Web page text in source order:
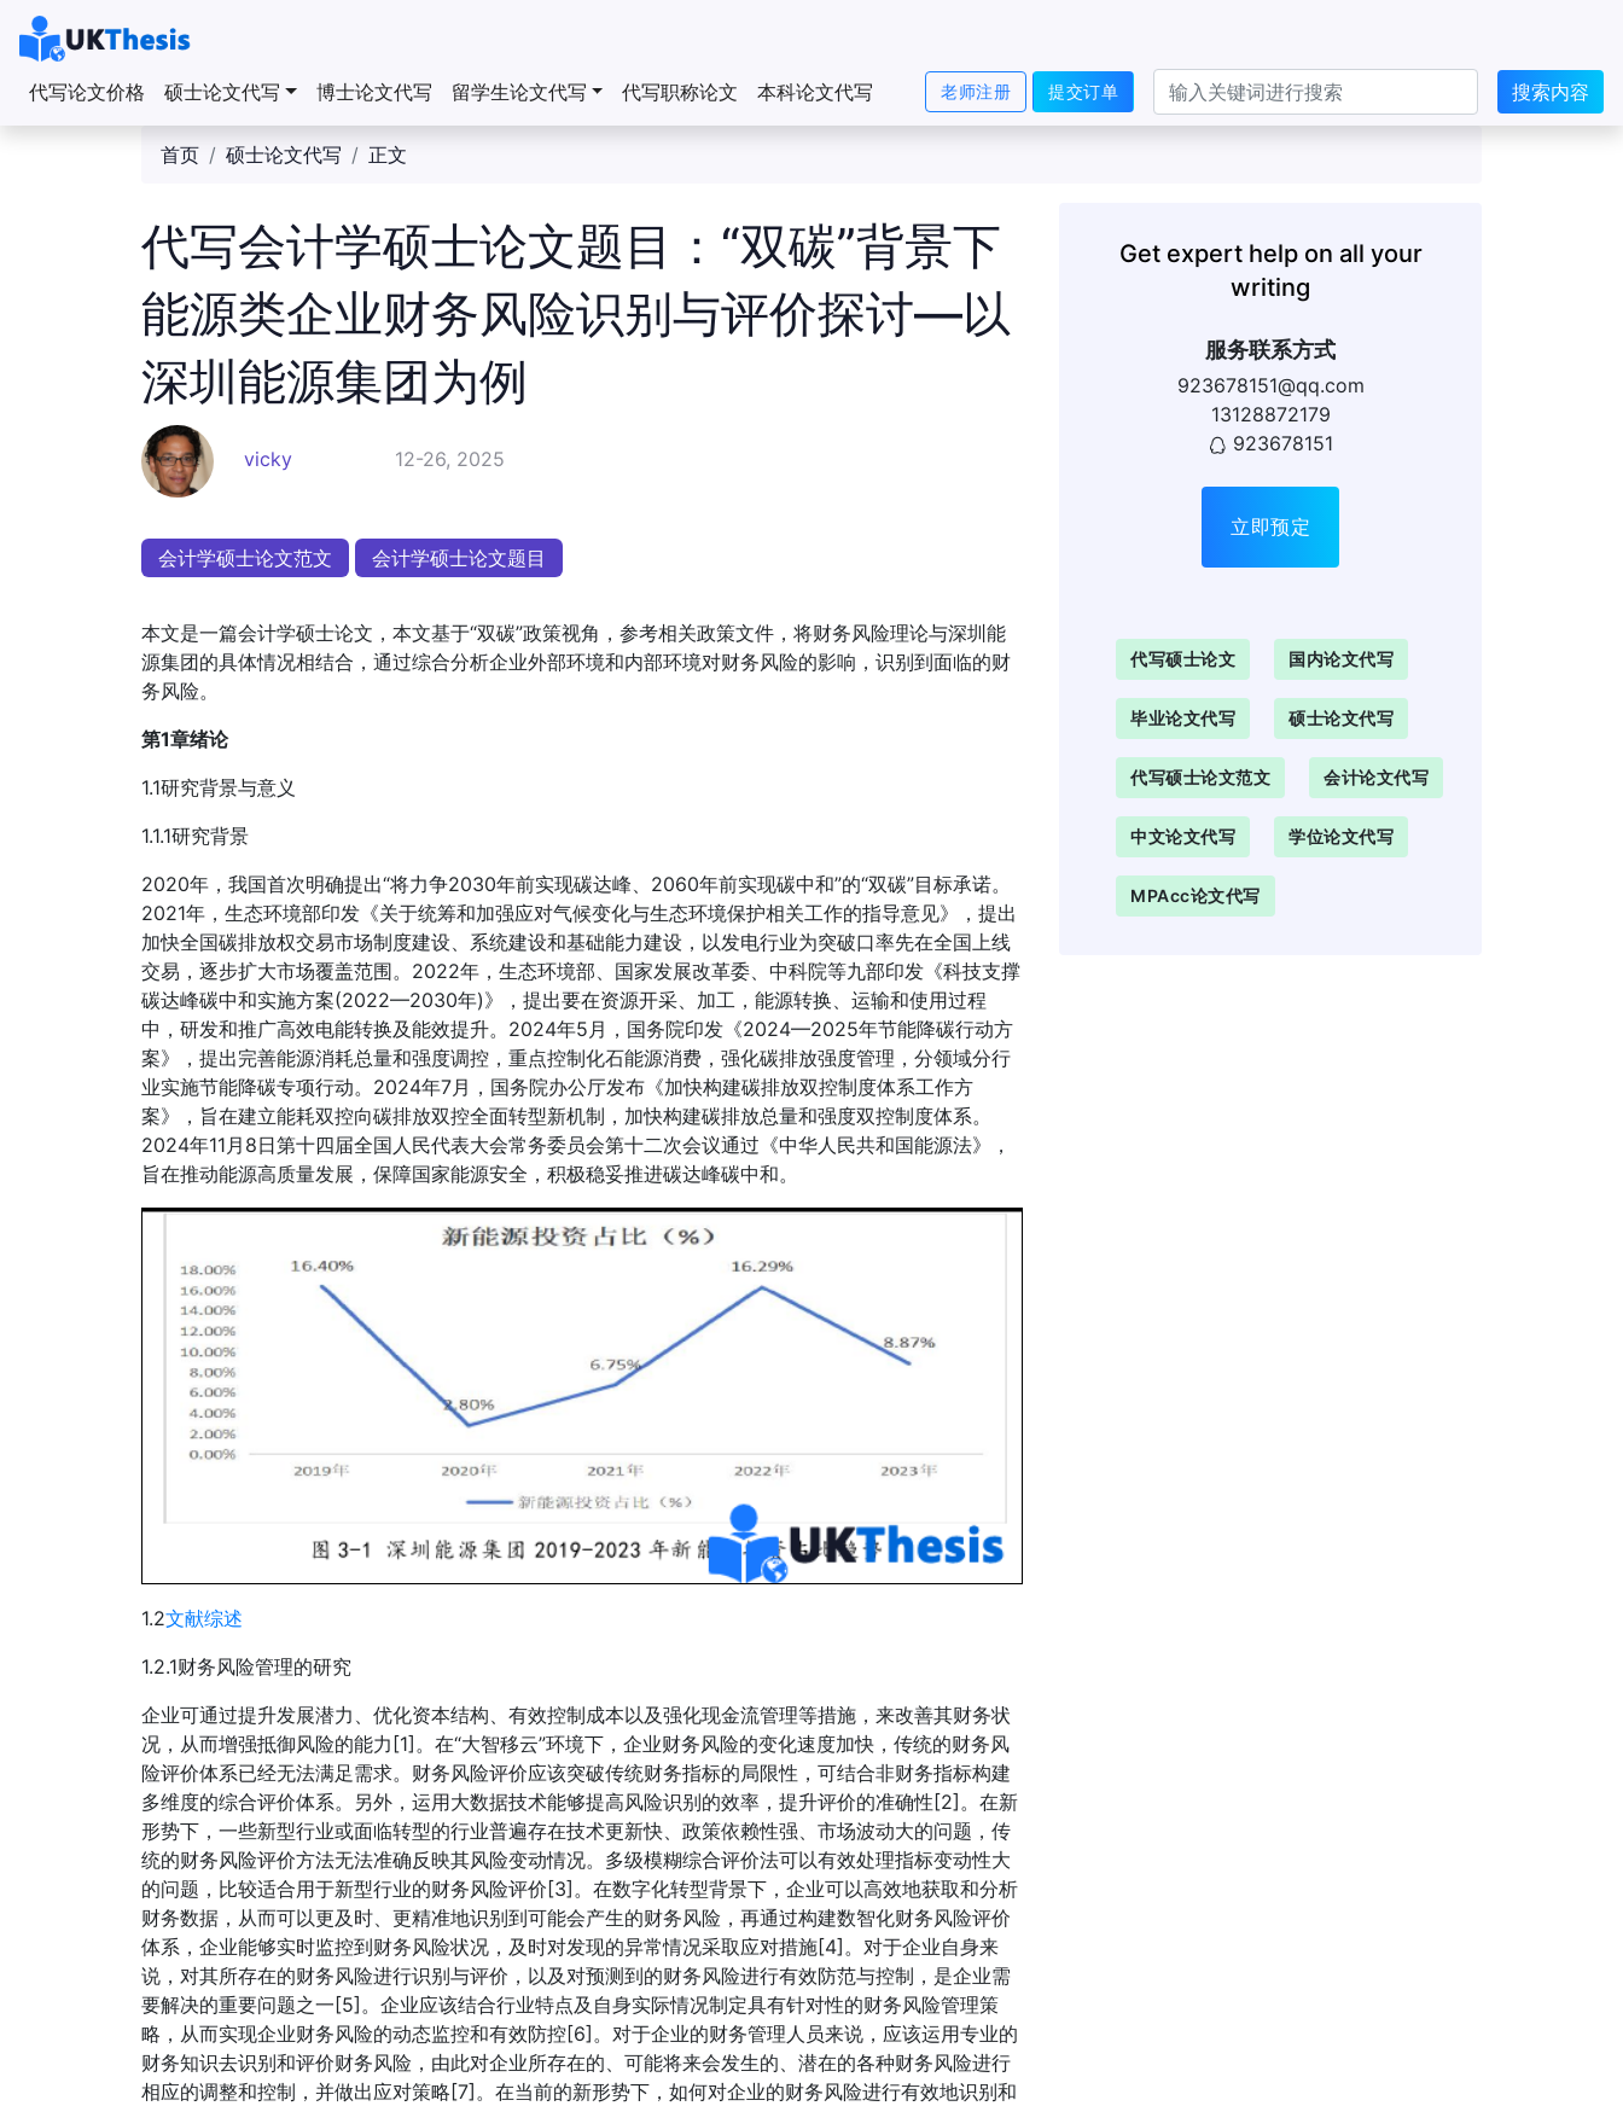
代写论文价格 硕士论文代写 博士论文代写 留学生论文代写 代写职称论文 本科论文代写 搜索内容
老师注册 提交订单
首页 硕士论文代写 正文
代写会计学硕士论文题目：“双碳”背景下
能源类企业财务风险识别与评价探讨—以
深圳能源集团为例
vicky 12-26, 2025
会计学硕士论文范文 会计学硕士论文题目
本文是一篇会计学硕士论文，本文基于“双碳”政策视角，参考相关政策文件，将财务风险理论与深圳能
源集团的具体情况相结合，通过综合分析企业外部环境和内部环境对财务风险的影响，识别到面临的财
务风险。
第1章绪论
1.1研究背景与意义
1.1.1研究背景
2020年，我国首次明确提出“将力争2030年前实现碳达峰、2060年前实现碳中和”的“双碳”目标承诺。
2021年，生态环境部印发《关于统筹和加强应对气候变化与生态环境保护相关工作的指导意见》，提出
加快全国碳排放权交易市场制度建设、系统建设和基础能力建设，以发电行业为突破口率先在全国上线
交易，逐步扩大市场覆盖范围。2022年，生态环境部、国家发展改革委、中科院等九部印发《科技支撑
碳达峰碳中和实施方案(2022—2030年)》，提出要在资源开采、加工，能源转换、运输和使用过程
中，研发和推广高效电能转换及能效提升。2024年5月，国务院印发《2024—2025年节能降碳行动方
案》，提出完善能源消耗总量和强度调控，重点控制化石能源消费，强化碳排放强度管理，分领域分行
业实施节能降碳专项行动。2024年7月，国务院办公厅发布《加快构建碳排放双控制度体系工作方
案》，旨在建立能耗双控向碳排放双控全面转型新机制，加快构建碳排放总量和强度双控制度体系。
2024年11月8日第十四届全国人民代表大会常务委员会第十二次会议通过《中华人民共和国能源法》，
旨在推动能源高质量发展，保障国家能源安全，积极稳妥推进碳达峰碳中和。
1.2文献综述
1.2.1财务风险管理的研究
企业可通过提升发展潜力、优化资本结构、有效控制成本以及强化现金流管理等措施，来改善其财务状
况，从而增强抵御风险的能力[1]。在“大智移云”环境下，企业财务风险的变化速度加快，传统的财务风
险评价体系已经无法满足需求。财务风险评价应该突破传统财务指标的局限性，可结合非财务指标构建
多维度的综合评价体系。另外，运用大数据技术能够提高风险识别的效率，提升评价的准确性[2]。在新
形势下，一些新型行业或面临转型的行业普遍存在技术更新快、政策依赖性强、市场波动大的问题，传
统的财务风险评价方法无法准确反映其风险变动情况。多级模糊综合评价法可以有效处理指标变动性大
的问题，比较适合用于新型行业的财务风险评价[3]。在数字化转型背景下，企业可以高效地获取和分析
财务数据，从而可以更及时、更精准地识别到可能会产生的财务风险，再通过构建数智化财务风险评价
体系，企业能够实时监控到财务风险状况，及时对发现的异常情况采取应对措施[4]。对于企业自身来
说，对其所存在的财务风险进行识别与评价，以及对预测到的财务风险进行有效防范与控制，是企业需
要解决的重要问题之一[5]。企业应该结合行业特点及自身实际情况制定具有针对性的财务风险管理策
略，从而实现企业财务风险的动态监控和有效防控[6]。对于企业的财务管理人员来说，应该运用专业的
财务知识去识别和评价财务风险，由此对企业所存在的、可能将来会发生的、潜在的各种财务风险进行
相应的调整和控制，并做出应对策略[7]。在当前的新形势下，如何对企业的财务风险进行有效地识别和
Get expert help on all your
writing
服务联系方式
923678151@qq.com
13128872179
923678151
立即预定
代写硕士论文 国内论文代写
毕业论文代写 硕士论文代写
代写硕士论文范文 会计论文代写
中文论文代写 学位论文代写
MPAcc论文代写